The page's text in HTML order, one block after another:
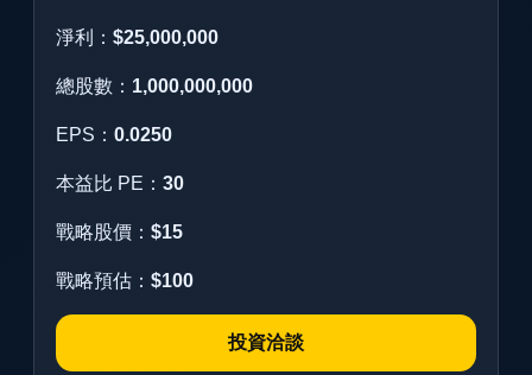
淨利： $25,000,000
總股數： 1,000,000,000
EPS： 0.0250
本益比 PE： 30
戰略股價： $15
戰略預估： $100
投資洽談